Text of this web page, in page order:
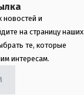
новостей и
на страницу наших
те, которые
интересам.